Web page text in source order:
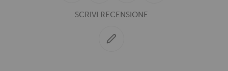
SCRIVI RECENSIONE